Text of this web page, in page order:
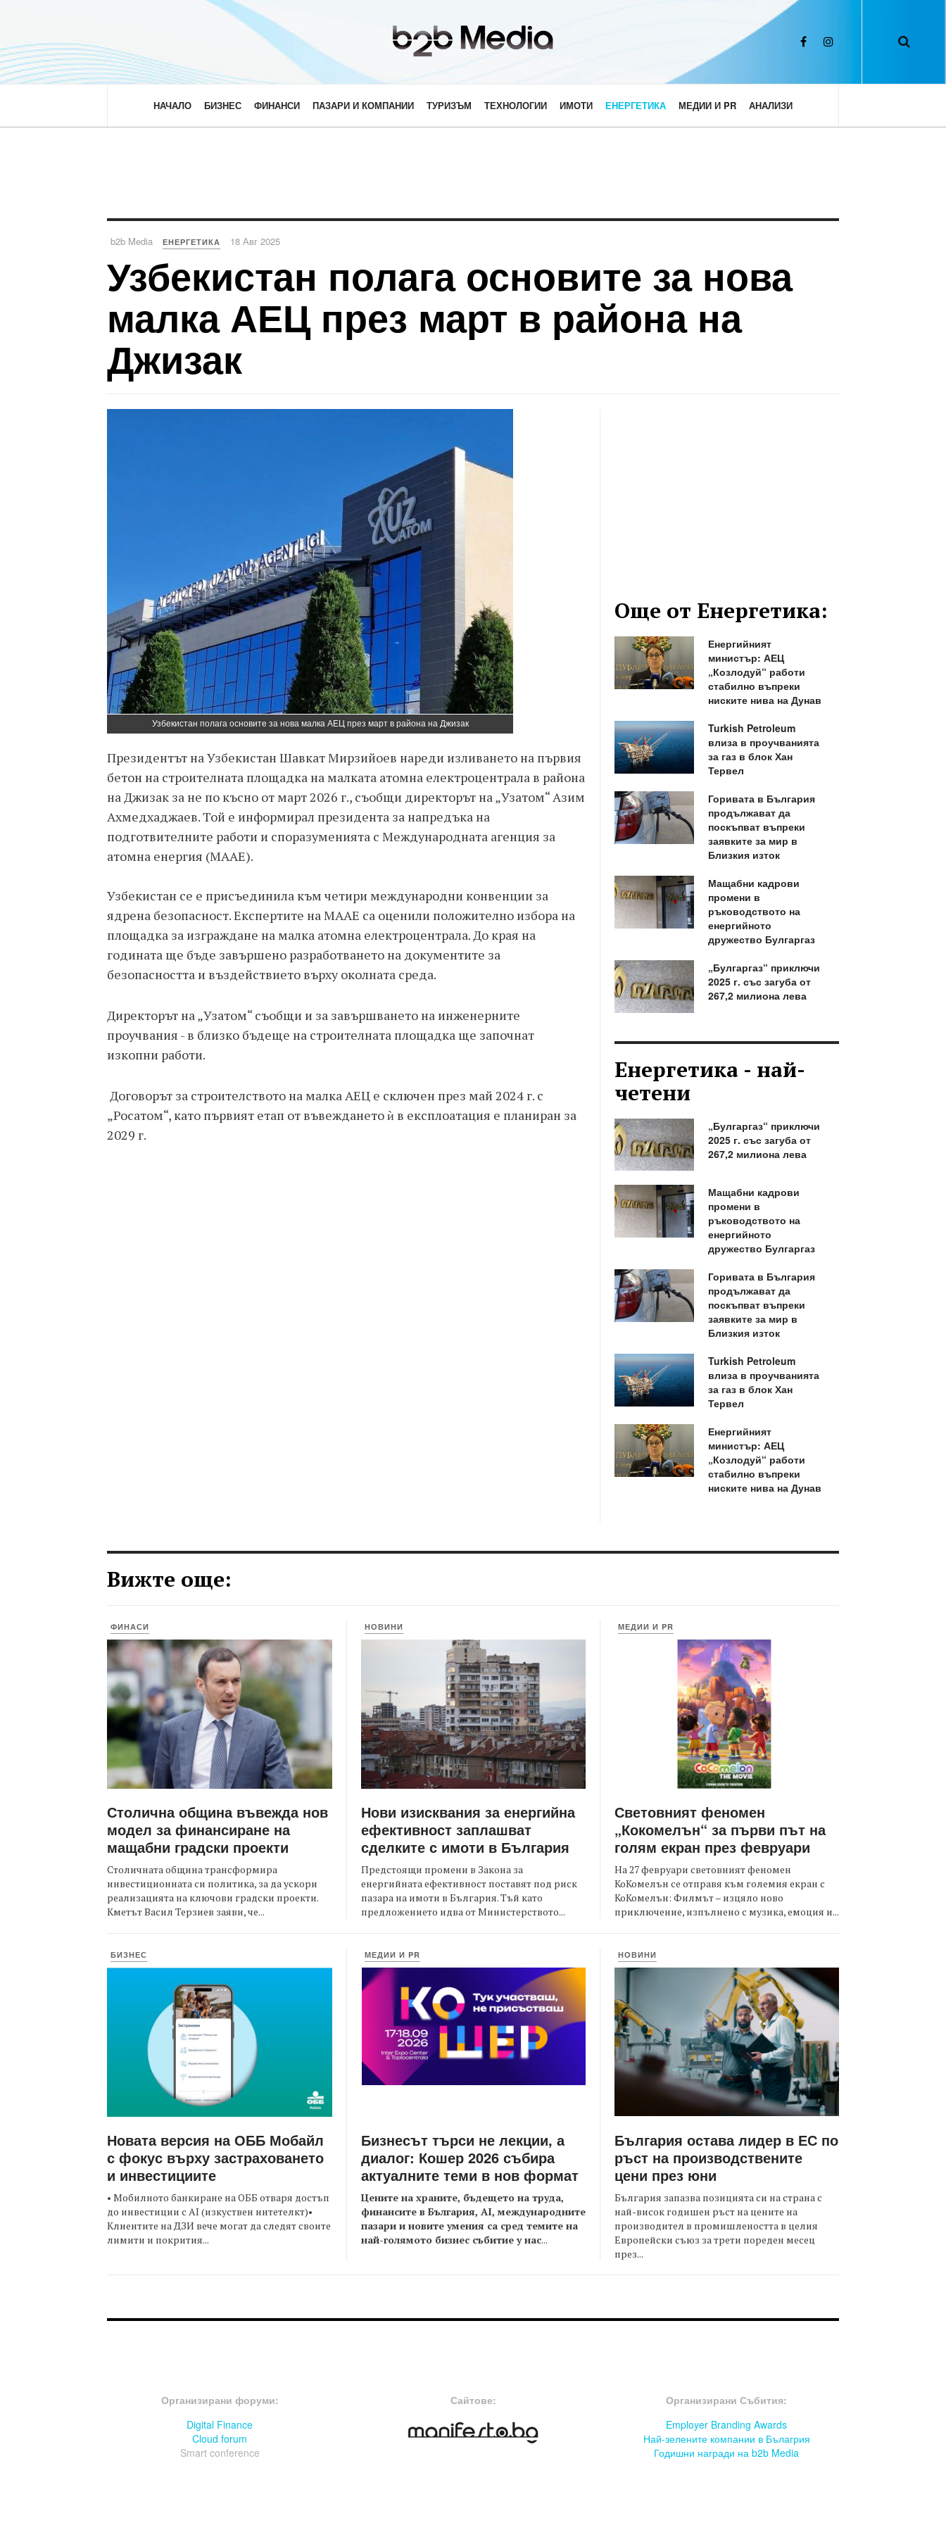
НАЧАЛО БИЗНЕС ФИНАНСИ ПАЗАРИ И КОМПАНИИ ТУРИЗЪМ ТЕХНОЛОГИИ ИМОТИ ЕНЕРГЕТИКА МЕДИИ И PR АНАЛИЗИ
b2b Media ЕНЕРГЕТИКА 18 Авг 2025
Узбекистан полага основите за нова
малка АЕЦ през март в района на
Джизак
Узбекистан полага основите за нова малка АЕЦ през март в района на Джизак
Президентът на Узбекистан Шавкат Мирзийоев нареди изливането на първия
бетон на строителната площадка на малката атомна електроцентрала в района
на Джизак за не по късно от март 2026 г., съобщи директорът на „Узатом“ Азим
Ахмедхаджаев. Той е информирал президента за напредъка на
подготвителните работи и споразуменията с Международната агенция за
атомна енергия (МААЕ).
Узбекистан се е присъединила към четири международни конвенции за
ядрена безопасност. Експертите на МААЕ са оценили положително избора на
площадка за изграждане на малка атомна електроцентрала. До края на
годината ще бъде завършено разработването на документите за
безопасността и въздействието върху околната среда.
Директорът на „Узатом“ съобщи и за завършването на инженерните
проучвания - в близко бъдеще на строителната площадка ще започнат
изкопни работи.
Договорът за строителството на малка АЕЦ е сключен през май 2024 г. с
„Росатом“, като първият етап от въвеждането ѝ в експлоатация е планиран за
2029 г.
Още от Енергетика:
Енергийният
министър: АЕЦ
„Козлодуй“ работи
стабилно въпреки
ниските нива на Дунав
Turkish Petroleum
влиза в проучванията
за газ в блок Хан
Тервел
Горивата в България
продължават да
поскъпват въпреки
заявките за мир в
Близкия изток
Мащабни кадрови
промени в
ръководството на
енергийното
дружество Булгаргаз
„Булгаргаз“ приключи
2025 г. със загуба от
267,2 милиона лева
Енергетика - най-
четени
„Булгаргаз“ приключи
2025 г. със загуба от
267,2 милиона лева
Мащабни кадрови
промени в
ръководството на
енергийното
дружество Булгаргаз
Горивата в България
продължават да
поскъпват въпреки
заявките за мир в
Близкия изток
Turkish Petroleum
влиза в проучванията
за газ в блок Хан
Тервел
Енергийният
министър: АЕЦ
„Козлодуй“ работи
стабилно въпреки
ниските нива на Дунав
Вижте още:
ФИНАСИ
Столична община въвежда нов
модел за финансиране на
мащабни градски проекти
Столичната община трансформира
инвестиционната си политика, за да ускори
реализацията на ключови градски проекти.
Кметът Васил Терзиев заяви, че...
НОВИНИ
Нови изисквания за енергийна
ефективност заплашват
сделките с имоти в България
Предстоящи промени в Закона за
енергийната ефективност поставят под риск
пазара на имоти в България. Тъй като
предложението идва от Министерството...
МЕДИИ И PR
Световният феномен
„Кокомелън“ за първи път на
голям екран през февруари
На 27 февруари световният феномен
КоКомелън се отправя към големия екран с
КоКомелън: Филмът – изцяло ново
приключение, изпълнено с музика, емоция и...
БИЗНЕС
Новата версия на ОББ Мобайл
с фокус върху застраховането
и инвестициите
• Мобилното банкиране на ОББ отваря достъп
до инвестиции с AI (изкуствен интетелкт)•
Клиентите на ДЗИ вече могат да следят своите
лимити и покрития...
МЕДИИ И PR
Бизнесът търси не лекции, а
диалог: Кошер 2026 събира
актуалните теми в нов формат
Цените на храните, бъдещето на труда,
финансите в България, AI, международните
пазари и новите умения са сред темите на
най-голямото бизнес събитие у нас...
НОВИНИ
България остава лидер в ЕС по
ръст на производствените
цени през юни
България запазва позицията си на страна с
най-висок годишен ръст на цените на
производител в промишлеността в целия
Европейски съюз за трети пореден месец
през...
Организирани форуми:
Digital Finance
Cloud forum
Smart conference
Сайтове:
Организирани Събития:
Employer Branding Awards
Най-зелените компании в Бълагрия
Годишни награди на b2b Media